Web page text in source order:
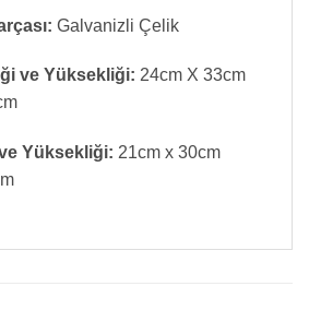
Galvanizli Çelik
ve Yüksekliği: 24cm X 33cm
Yüksekliği: 21cm x 30cm